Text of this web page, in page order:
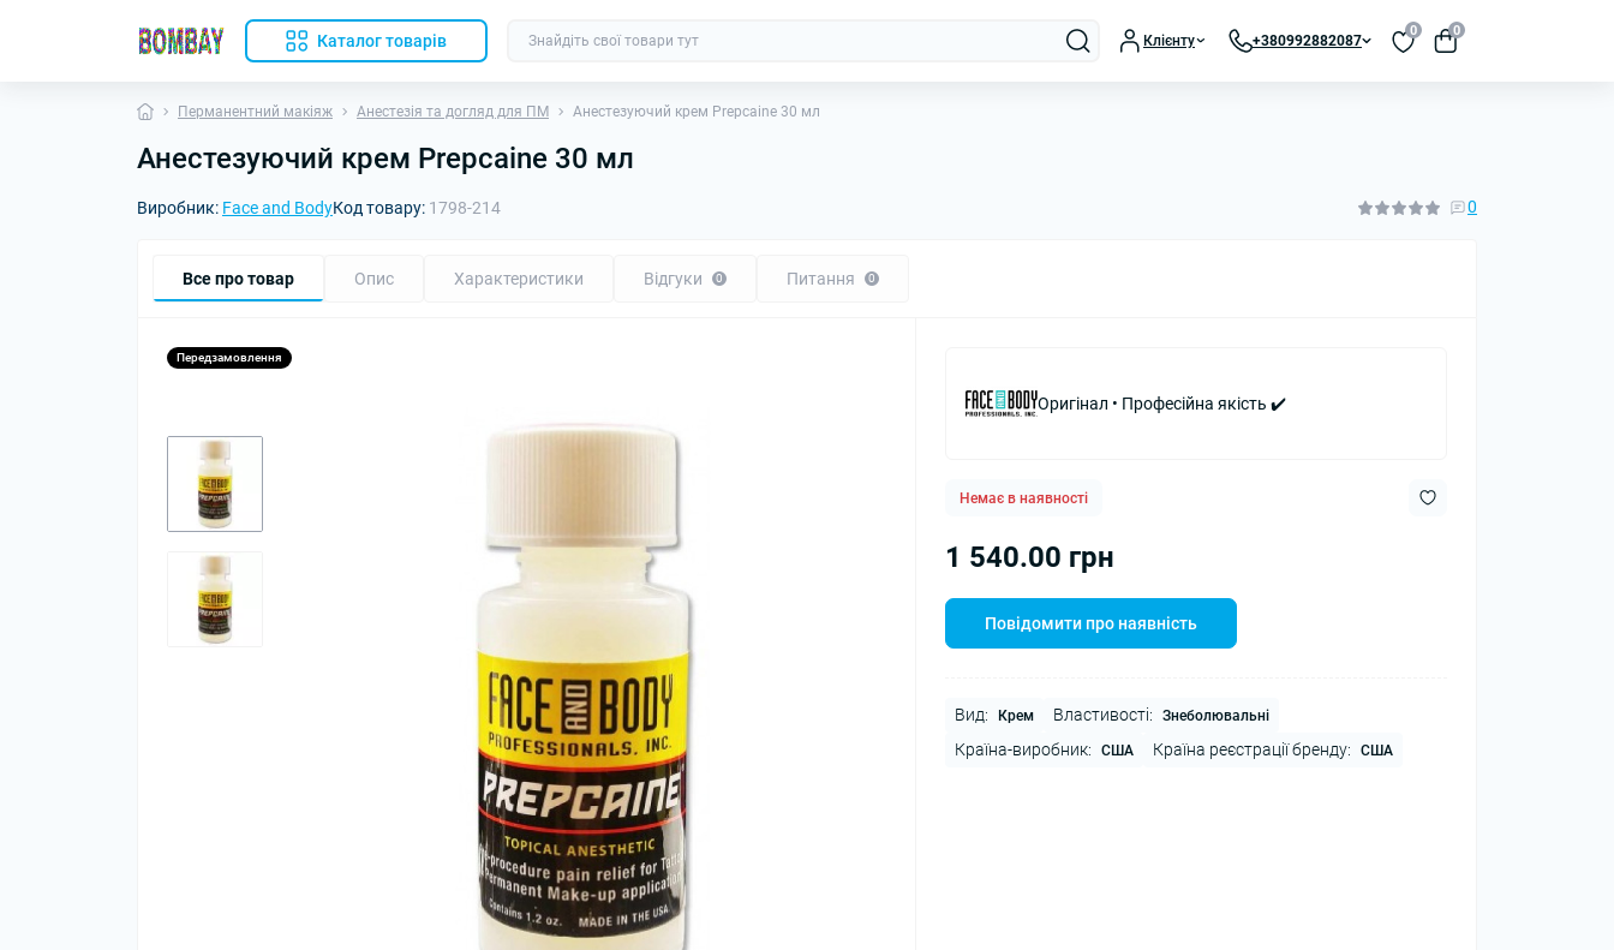
Каталог товарів Клієнту +380992882087
0 0
Перманентний макіяж Анестезія та догляд для ПМ Анестезуючий крем Prepcaine 30 мл
Анестезуючий крем Prepcaine 30 мл
Виробник: Face and BodyКод товару: 1798-214 0
Все про товар Опис Характеристики Відгуки 0 Питання 0
Передзамовлення
Оригінал • Професійна якість ✔️
Немає в наявності
1 540.00 грн
Повідомити про наявність
Вид: Крем Властивості: Знеболювальні
Країна-виробник: США Країна реєстрації бренду: США